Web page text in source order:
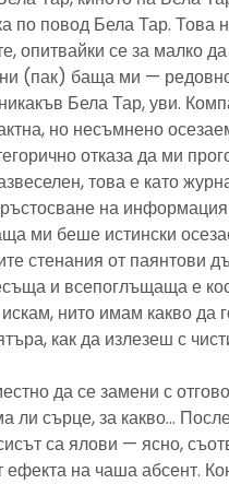
по повод Бела Тар. Това
опитвайки се за малко
(пак) баща ми —
Бела Тар, уви.
но несъмнено
отказа да ми
това е като
на
ми беше истински
стенания от паянтови
и всепоглъщаща е
нито имам какво да
как да излезеш с
да се замени с
ли сърце, за какво…
са ялови — ясно,
на чаша абсент.